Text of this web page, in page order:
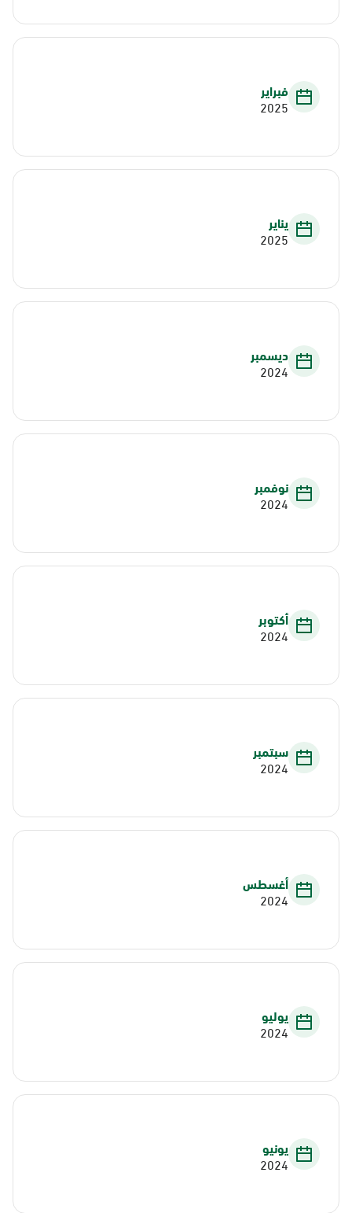
فبراير
2025
يناير
2025
ديسمبر
2024
نوفمبر
2024
أكتوبر
2024
سبتمبر
2024
أغسطس
2024
يوليو
2024
يونيو
2024